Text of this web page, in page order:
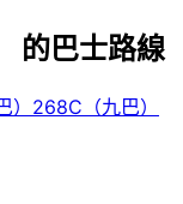
的巴士路線
268C（九巴）